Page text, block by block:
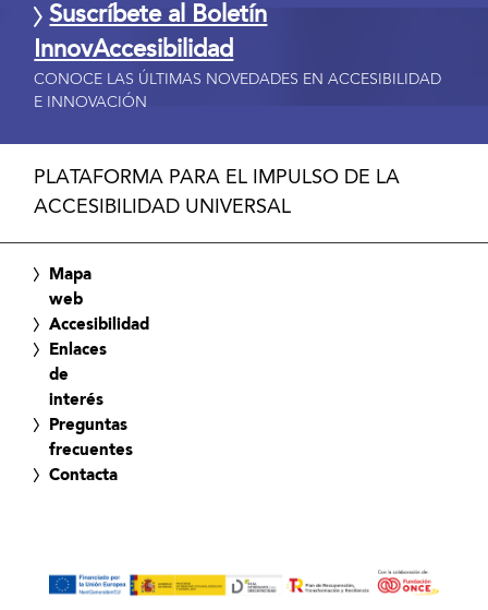
Suscríbete al Boletín
InnovAccesibilidad
CONOCE LAS ÚLTIMAS NOVEDADES EN ACCESIBILIDAD
E INNOVACIÓN
PLATAFORMA PARA EL IMPULSO DE LA
ACCESIBILIDAD UNIVERSAL
Mapa
web
Accesibilidad
Enlaces
de
interés
Preguntas
frecuentes
Contacta